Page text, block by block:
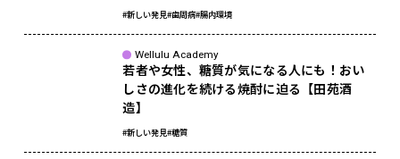
#新しい発見#歯周病#腸内環境
Wellulu Academy
若者や女性、糖質が気になる人にも！おい
しさの進化を続ける焼酎に迫る【田苑酒
造】
#新しい発見#糖質